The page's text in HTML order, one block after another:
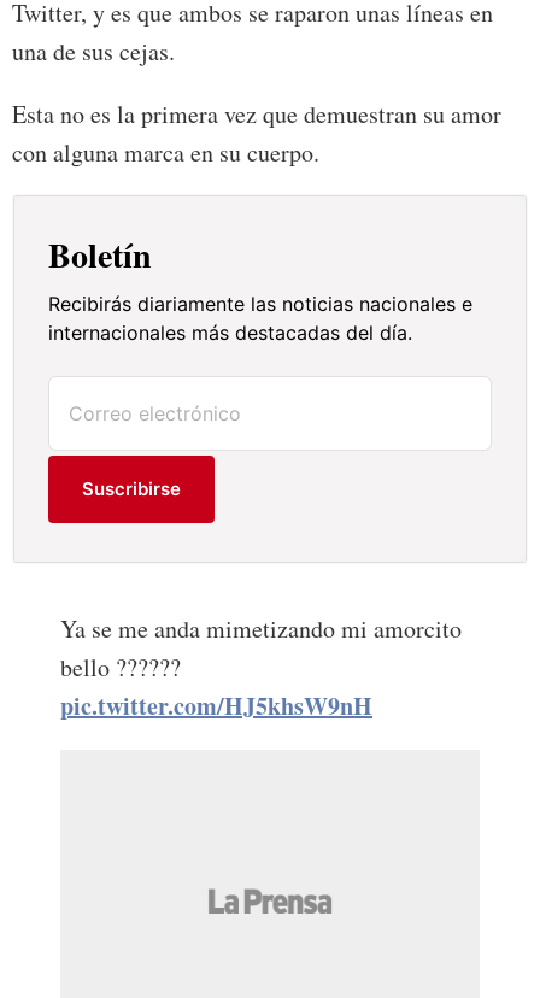
Twitter, y es que ambos se raparon unas líneas en
una de sus cejas.
Esta no es la primera vez que demuestran su amor
con alguna marca en su cuerpo.
Boletín
Recibirás diariamente las noticias nacionales e
internacionales más destacadas del día.
Suscribirse
Ya se me anda mimetizando mi amorcito
bello ??????
pic.twitter.com/HJ5khsW9nH